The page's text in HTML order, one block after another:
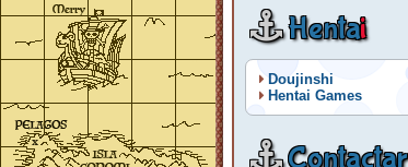
Hentai
Doujinshi
Hentai Games
Contactar